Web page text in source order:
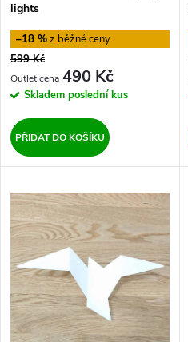
o
d
u
k
t
ů
r
o
d
u
k
t
ů
lights
–18 %
599 Kč
490 Kč
Skladem poslední kus
PŘIDAT DO KOŠÍKU